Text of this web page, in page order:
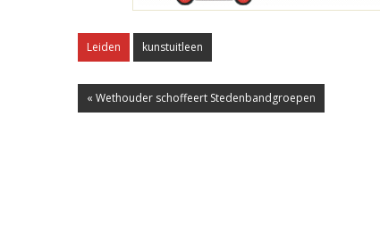
Leiden kunstuitleen
« Wethouder schoffeert Stedenbandgroepen